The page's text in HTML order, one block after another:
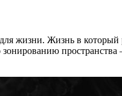
жизни. Жизнь в который